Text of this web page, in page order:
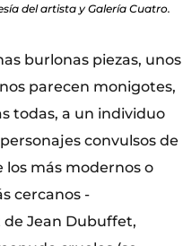
del artista y Galería Cuatro.
burlonas piezas, unos
parecen mo­nigotes,
todas, a un individuo
convulsos de
los más modernos o
cer­canos -
Jean Dubuffet,